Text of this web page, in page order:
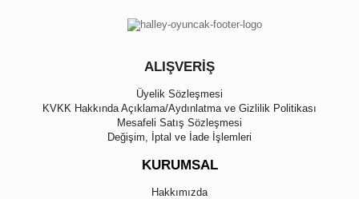
ALIŞVERİŞ
Üyelik Sözleşmesi
KVKK Hakkında Açıklama/Aydınlatma ve Gizlilik Politikası
Mesafeli Satış Sözleşmesi
Değişim, İptal ve İade İşlemleri
KURUMSAL
Hakkımızda